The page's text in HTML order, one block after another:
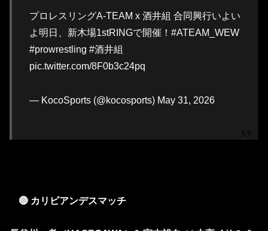
プロレスリングA-TEAM x 酒井組 合同興行いよい
よ明日、新木場1stRINGで開催！#ATEAM_WEW
#prowrestling #酒井組
pic.twitter.com/8F0b3c24pq
— KocoSports (@kocosports) May 31, 2026
🔴 カリビアンデスマッチ